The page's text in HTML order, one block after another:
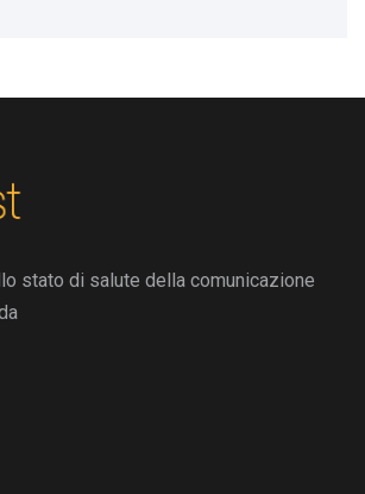
stato di salute della comunicazione